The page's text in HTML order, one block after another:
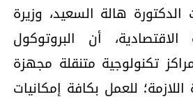
هالة السعيد، وزيرة
الاقتصادية، أن البروتوكول
تكنولوجية متنقلة مجهزة
للعمل بكافة إمكانيات